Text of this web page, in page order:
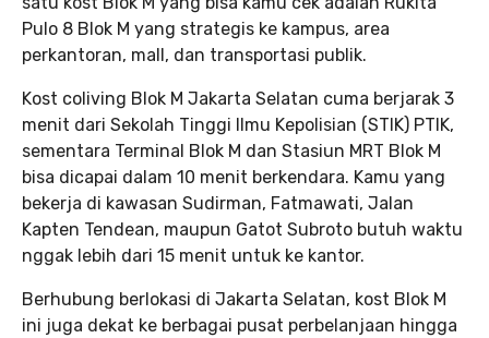
Pulo 8 Blok M yang strategis ke kampus, area
perkantoran, mall, dan transportasi publik.
Kost coliving Blok M Jakarta Selatan cuma berjarak 3
menit dari Sekolah Tinggi Ilmu Kepolisian (STIK) PTIK,
sementara Terminal Blok M dan Stasiun MRT Blok M
bisa dicapai dalam 10 menit berkendara. Kamu yang
bekerja di kawasan Sudirman, Fatmawati, Jalan
Kapten Tendean, maupun Gatot Subroto butuh waktu
nggak lebih dari 15 menit untuk ke kantor.
Berhubung berlokasi di Jakarta Selatan, kost Blok M
ini juga dekat ke berbagai pusat perbelanjaan hingga